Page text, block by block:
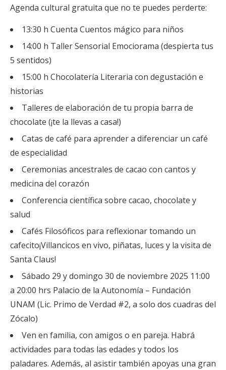
Agenda cultural gratuita que no te puedes perderte:
13:30 h Cuenta Cuentos mágico para niños
14:00 h Taller Sensorial Emociorama (despierta tus
5 sentidos)
15:00 h Chocolatería Literaria con degustación e
historias
Talleres de elaboración de tu propia barra de
chocolate (¡te la llevas a casa!)
Catas de café para aprender a diferenciar un café
de especialidad
Ceremonias ancestrales de cacao con cantos y
medicina del corazón
Conferencia científica sobre cacao, chocolate y
salud
Cafés Filosóficos para reflexionar tomando un
cafecito¡Villancicos en vivo, piñatas, luces y la visita de
Santa Claus!
Sábado 29 y domingo 30 de noviembre 2025 11:00
a 20:00 hrs Palacio de la Autonomía – Fundación
UNAM (Lic. Primo de Verdad #2, a solo dos cuadras del
Zócalo)
Ven en familia, con amigos o en pareja. Habrá
actividades para todas las edades y todos los
paladares. Además, al asistir también apoyas una gran